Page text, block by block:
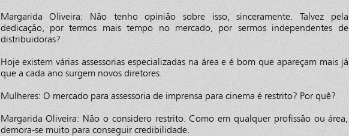
Margarida Oliveira: Não tenho opinião sobre isso, sinceramente. Talvez pela
dedicação, por termos mais tempo no mercado, por sermos independentes de
distribuidoras?
Hoje existem várias assessorias especializadas na área e é bom que apareçam mais já
que a cada ano surgem novos diretores.
Mulheres: O mercado para assessoria de imprensa para cinema é restrito? Por quê?
Margarida Oliveira: Não o considero restrito. Como em qualquer profissão ou área,
demora-se muito para conseguir credibilidade.